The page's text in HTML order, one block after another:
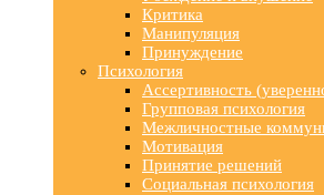
Критика
Манипуляция
Принуждение
Психология
Ассертивность
Групповая психология
Межличностные
Мотивация
Принятие решений
Социальная психология